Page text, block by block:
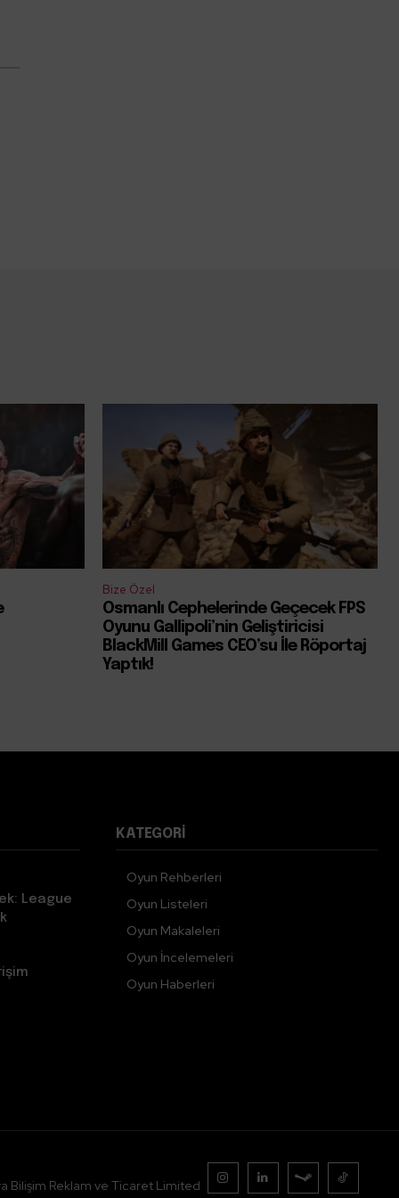
Bize Özel
Osmanlı Cephelerinde Geçecek FPS
Oyunu Gallipoli’nin Geliştiricisi
BlackMill Games CEO’su İle Röportaj
Yaptık!
League
KATEGORI
Oyun Rehberleri
Oyun Listeleri
Oyun Makaleleri
Oyun İncelemeleri
Oyun Haberleri
Bilişim Reklam ve Ticaret Limited